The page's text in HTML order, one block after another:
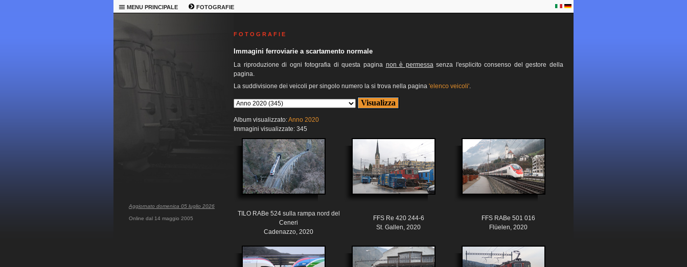
MENU PRINCIPALE FOTOGRAFIE
Aggiornato domenica 05 luglio 2026
Online dal 14 maggio 2005
F O T O G R A F I E
Immagini ferroviarie a scartamento normale
La riproduzione di ogni fotografia di questa pagina non è permessasenza l'esplicito consenso del gestore della
pagina.
La suddivisione dei veicoli per singolo numero la si trova nella pagina 'elenco veicoli'.
Album visualizzato:Anno 2020
Immagini visualizzate: 345
TILO RABe 524 sulla rampa nord del
Ceneri
Cadenazzo, 2020
FFS Re 420 244-6
St. Gallen, 2020
FFS RABe 501 016
Flüelen, 2020